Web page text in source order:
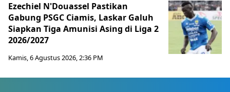
Ezechiel N'Douassel Pastikan
Gabung PSGC Ciamis, Laskar Galuh
Siapkan Tiga Amunisi Asing di Liga 2
2026/2027
Kamis, 6 Agustus 2026, 2:36 PM